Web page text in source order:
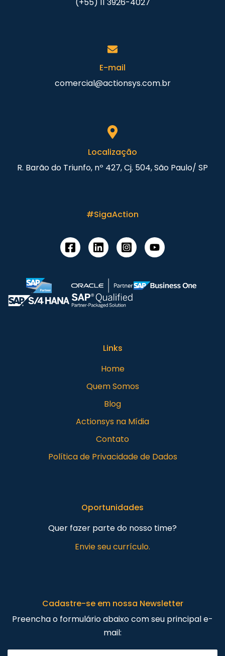
(+55) 11 3926-4027
E-mail
comercial@actionsys.com.br
Localização
R. Barão do Triunfo, nº 427, Cj. 504, São Paulo/ SP
#SigaAction
Links
Home
Quem Somos
Blog
Actionsys na Mídia
Contato
Política de Privacidade de Dados
Oportunidades
Quer fazer parte do nosso time?
Envie seu currículo.
Cadastre-se em nossa Newsletter
Preencha o formulário abaixo com seu principal e-
mail: